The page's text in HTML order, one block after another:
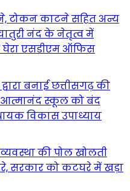
टोकन काटने सहित अन्य
नंद के नेतृत्व में
घेरा एसडीएम ऑफिस
बनाई छत्तीसगढ़ की
आत्मानंद स्कूल को बंद
विकास उपाध्याय
की पोल खोलती
सरकार को कटघरे में खड़ा